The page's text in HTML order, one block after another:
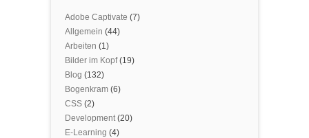
Adobe Captivate (7)
Allgemein (44)
Arbeiten (1)
Bilder im Kopf(19)
Blog (132)
Bogenkram (6)
CSS (2)
Development (20)
E-Learning (4)